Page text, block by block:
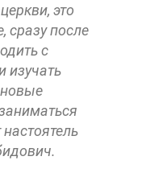
это
сразу после
с
изучать